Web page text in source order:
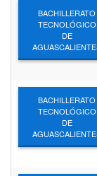
BACHILLERATO
TECNOLÓGICO
DE
BACHILLERATO
TECNOLÓGICO
DE